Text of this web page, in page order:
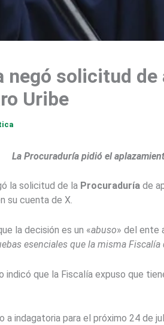
negó solicitud
Uribe
La Procuraduría pidió el
la solicitud de la Procuraduría de
su cuenta de X.
la decisión es un «abuso» del ente
esenciales que la misma Fiscalía
indicó que la Fiscalía expuso que
a indagatoria para el próximo 24 de